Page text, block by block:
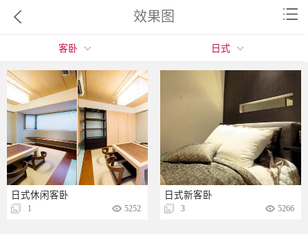
效果图
客卧 日式
日式休闲客卧
1 5252
日式新客卧
3 5266